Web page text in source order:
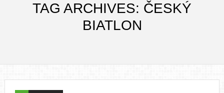
TAG ARCHIVES: ČESKÝ
BIATLON